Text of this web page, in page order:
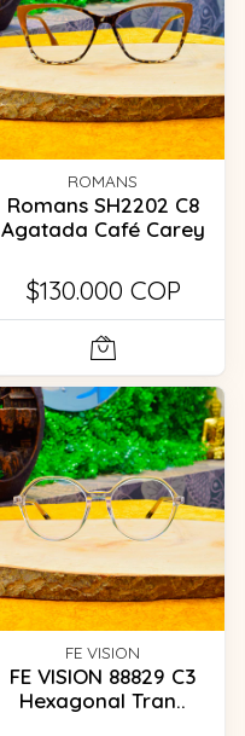
ROMANS
Romans SH2202 C8
Agatada Café Carey
$130.000 COP
FE VISION
FE VISION 88829 C3
Hexagonal Tran..